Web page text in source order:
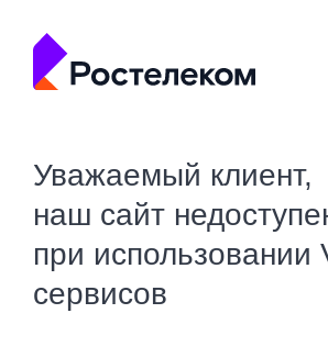
Уважаемый клиент,
наш сайт
при использовании
сервисов